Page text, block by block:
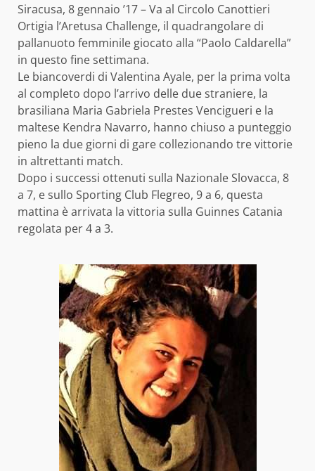
Siracusa, 8 gennaio ’17 – Va al Circolo Canottieri
Ortigia l’Aretusa Challenge, il quadrangolare di
pallanuoto femminile giocato alla “Paolo Caldarella”
in questo fine settimana.
Le biancoverdi di Valentina Ayale, per la prima volta
al completo dopo l’arrivo delle due straniere, la
brasiliana Maria Gabriela Prestes Vencigueri e la
maltese Kendra Navarro, hanno chiuso a punteggio
pieno la due giorni di gare collezionando tre vittorie
in altrettanti match.
Dopo i successi ottenuti sulla Nazionale Slovacca, 8
a 7, e sullo Sporting Club Flegreo, 9 a 6, questa
mattina è arrivata la vittoria sulla Guinnes Catania
regolata per 4 a 3.